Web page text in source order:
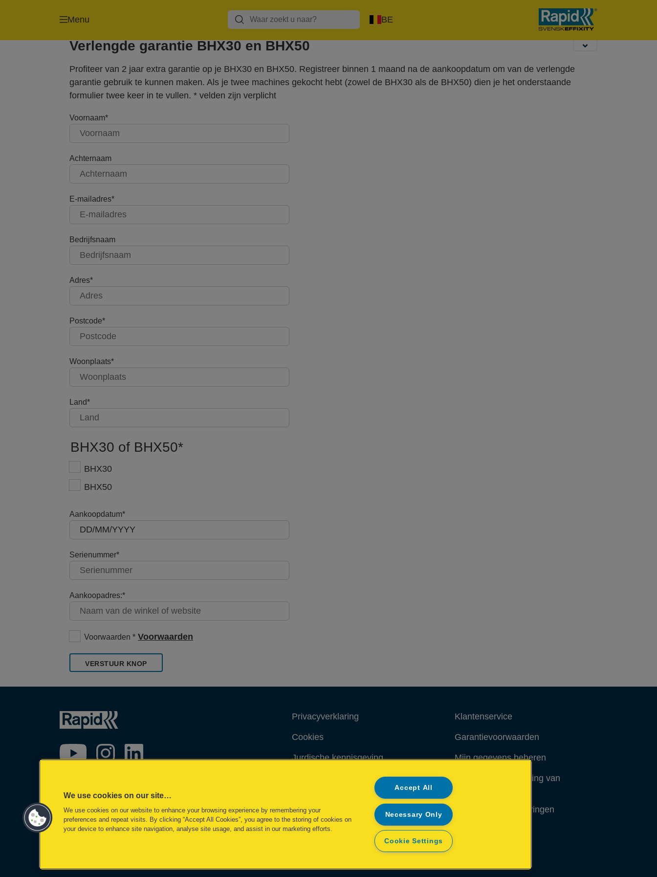
Menu BE
Lijmpistolen/Lijm Blindklinknagels
Desktop Nieten &
Perforeren
Verlengde garantie BHX30 en BHX50
Profiteer van 2 jaar extra garantie op je BHX30 en BHX50. Registreer binnen 1 maand na de aankoopdatum om van de verlengde
garantie gebruik te kunnen maken. Als je twee machines gekocht hebt (zowel de BHX30 als de BHX50) dien je het onderstaande
formulier twee keer in te vullen. * velden zijn verplicht
Voornaam
Achternaam
E-mailadres
Bedrijfsnaam
Adres
Postcode
Woonplaats
Land
BHX30 of BHX50
BHX30
BHX50
Aankoopdatum
Serienummer
Aankoopadres:
Voorwaarden Voorwaarden
VERSTUUR KNOP
Privacyverklaring
Cookies
Jurdische kennisgeving
Klantenservice
Garantievoorwaarden
Mijn gegevens beheren
Richtlijnen bij recycling van
Conformiteitsverklaringen
We use cookies on our site…
We use cookies on our website to enhance your browsing experience by remembering your
preferences and repeat visits. By clicking “Accept All Cookies”, you agree to the storing of cookies on
your device to enhance site navigation, analyse site usage, and assist in our marketing efforts.
Accept All
Necessary Only
Cookie Settings